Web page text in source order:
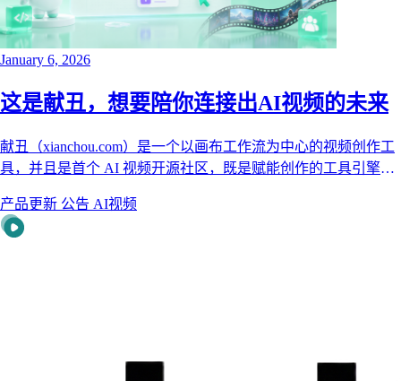
January 6, 2026
这是献丑，想要陪你连接出AI视频的未来
献丑（xianchou.com）是一个以画布工作流为中心的视频创作工
具，并且是首个 AI 视频开源社区，既是赋能创作的工具引擎，
是资深创作人，都能在这里实现 "创意落地 + 流量变现" 双丰
收！
产品更新 公告 AI视频